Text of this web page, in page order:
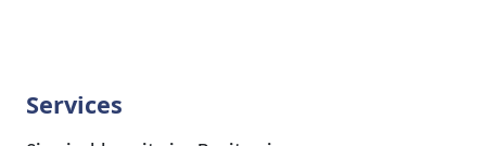
Services